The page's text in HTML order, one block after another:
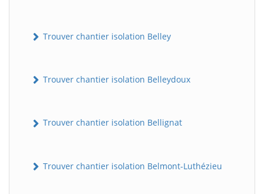
Trouver chantier isolation Belley
Trouver chantier isolation Belleydoux
Trouver chantier isolation Bellignat
Trouver chantier isolation Belmont-Luthézieu